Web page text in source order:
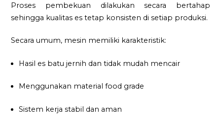
Proses pembekuan dilakukan secara bertahap
sehingga kualitas es tetap konsisten di setiap produksi.
Secara umum, mesin memiliki karakteristik:
Hasil es batu jernih dan tidak mudah mencair
Menggunakan material food grade
Sistem kerja stabil dan aman